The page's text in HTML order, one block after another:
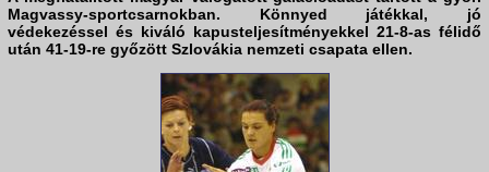
Magvassy-sportcsarnokban. Könnyed játékkal, jó
védekezéssel és kiváló kapusteljesítményekkel 21-8-as félidő
után 41-19-re győzött Szlovákia nemzeti csapata ellen.